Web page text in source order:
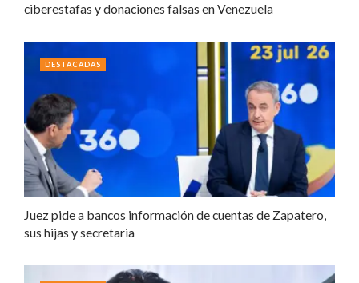
ciberestafas y donaciones falsas en Venezuela
Juez pide a bancos información de cuentas de Zapatero,
sus hijas y secretaria
DESTACADAS